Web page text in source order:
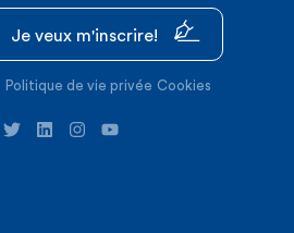
Je veux m'inscrire!
Politique de vie privée Cookies